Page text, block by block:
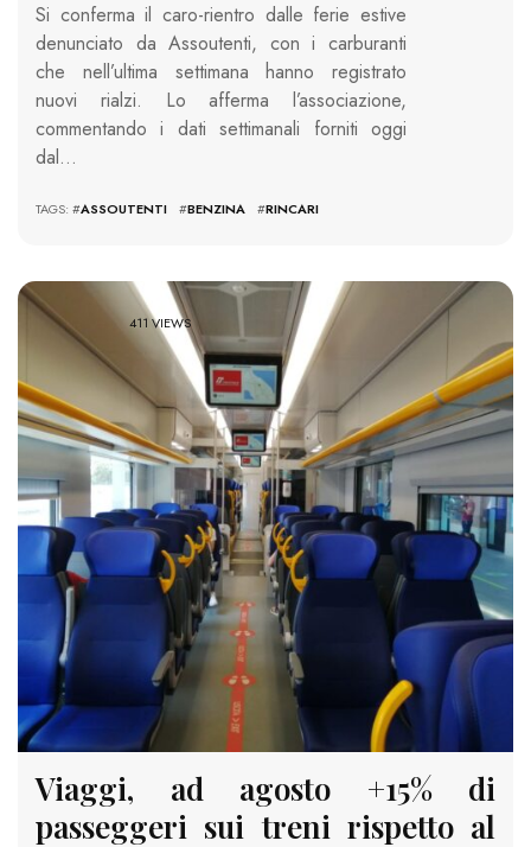
Si conferma il caro-rientro dalle ferie estive
denunciato da Assoutenti, con i carburanti
che nell’ultima settimana hanno registrato
nuovi rialzi. Lo afferma l’associazione,
commentando i dati settimanali forniti oggi
dal…
TAGS: #ASSOUTENTI #BENZINA #RINCARI
411 VIEWS
Viaggi, ad agosto +15% di
passeggeri sui treni rispetto al